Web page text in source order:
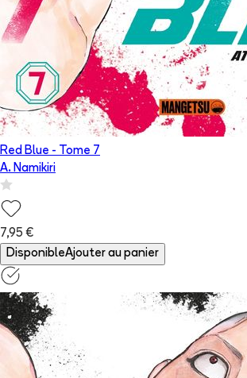
Red Blue - Tome 7
A. Namikiri
7,95 €
DisponibleAjouter au panier